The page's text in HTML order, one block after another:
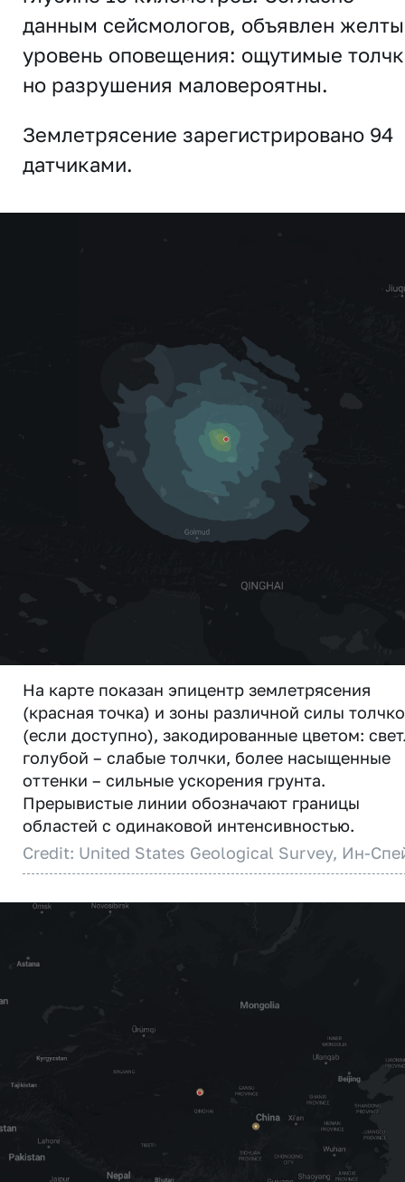
данным сейсмологов, объявлен
уровень оповещения: ощутимые
но разрушения маловероятны.
Землетрясение зарегистрировано 94
датчиками.
На карте показан эпицентр землетрясения
(красная точка) и зоны различной силы
(если доступно), закодированные цветом:
голубой – слабые толчки, более насыщенные
оттенки – сильные ускорения грунта.
Прерывистые линии обозначают границы
областей с одинаковой интенсивностью.
Credit: United States Geological Survey, Ин-